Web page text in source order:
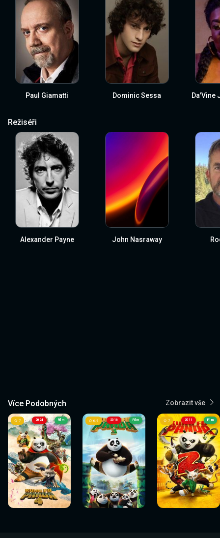
Paul Giamatti Dominic Sessa Da'Vine
Režiséři
Alexander Payne John Nasraway
Více Podobných Zobrazit vše
2024
Sledovat
nyní
7 Film
Sledovat
nyní
2016
Sledovat
nyní
6.9 Film
Sledovat
nyní
2011
Sledovat
nyní
7 Film
Sledovat
nyní